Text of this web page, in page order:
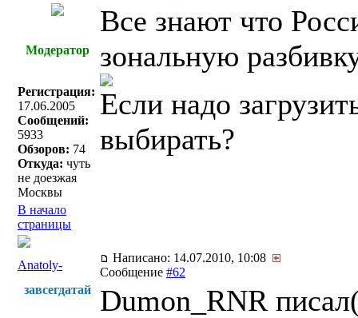
Модератор
Регистрация:
17.06.2005
Сообщений:
5933
Обзоров: 74
Откуда: чуть
не доезжая
Москвы
Все знают что
зональную
Если надо
выбирать?
В начало
страницы
Anatoly-
Написано: 14.07.2010, 10:08
Сообщение #62
завсегдатай
Dumon_RNR